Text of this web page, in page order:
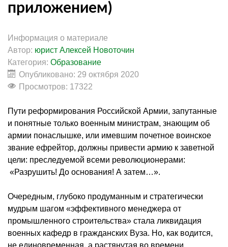
приложением)
Информация о материале
Автор: юрист Алексей Новоточин
Категория: Образование
Опубликовано: 29 октября 2020
Просмотров: 17322
Пути реформирования Российской Армии, запутанные
и понятные только военным министрам, знающим об
армии понаслышке, или имевшим почетное воинское
звание ефрейтор, должны привести армию к заветной
цели: преследуемой всеми революционерами:
«Разрушить! До основания! А затем…».
Очередным, глубоко продуманным и стратегически
мудрым шагом «эффективного менеджера от
промышленного строительства» стала ликвидация
военных кафедр в гражданских Вуза. Но, как водится,
не единовременная, а растянутая во времени